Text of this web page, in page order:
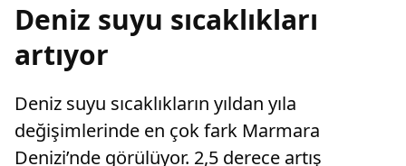
Deniz suyu sıcaklıkları
artıyor
Deniz suyu sıcaklıkların yıldan yıla
değişimlerinde en çok fark Marmara
Denizi’nde görülüyor. 2,5 derece artış